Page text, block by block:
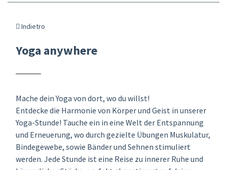
Indietro
Yoga anywhere
Mache dein Yoga von dort, wo du willst!
Entdecke die Harmonie von Körper und Geist in unserer
Yoga-Stunde! Tauche ein in eine Welt der Entspannung
und Erneuerung, wo durch gezielte Übungen Muskulatur,
Bindegewebe, sowie Bänder und Sehnen stimuliert
werden. Jede Stunde ist eine Reise zu innerer Ruhe und